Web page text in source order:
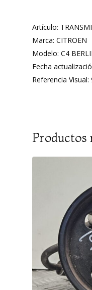
Artículo:
Marca: CITROEN
Modelo: C4
Fecha
Referencia
Productos